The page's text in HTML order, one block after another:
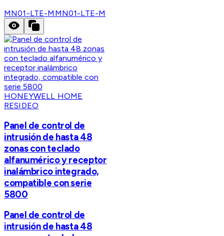
MN01-LTE-M MN01-LTE-M
HONEYWELL HOME
RESIDEO
Panel de control de
intrusión de hasta 48
zonas con teclado
alfanumérico y receptor
inalámbrico integrado,
compatible con serie
5800
Panel de control de
intrusión de hasta 48